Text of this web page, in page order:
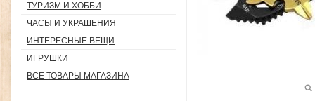
ТУРИЗМ И ХОББИ
ЧАСЫ И УКРАШЕНИЯ
ИНТЕРЕСНЫЕ ВЕЩИ
ИГРУШКИ
ВСЕ ТОВАРЫ МАГАЗИНА